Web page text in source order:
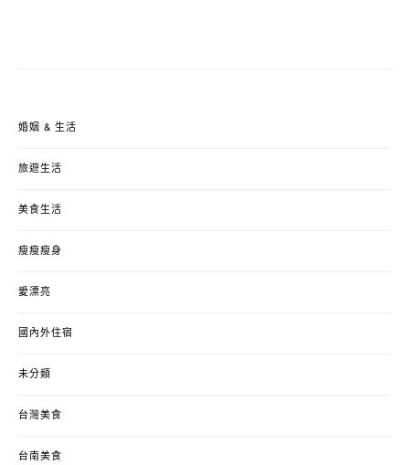
婚姻 & 生活
旅遊生活
美食生活
瘦瘦瘦身
愛漂亮
國內外住宿
未分類
台灣美食
台南美食